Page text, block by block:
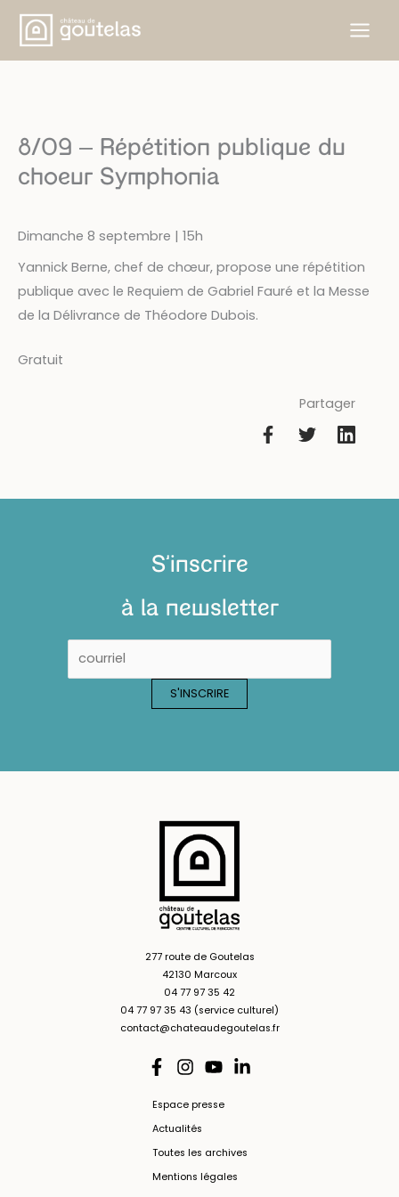
Aller
contenu
8/09 – Répétition publique du
choeur Symphonia
Dimanche 8 septembre | 15h
Yannick Berne, chef de chœur, propose une répétition
publique avec le Requiem de Gabriel Fauré et la Messe
de la Délivrance de Théodore Dubois.
Gratuit
Partager
S'inscrire
à la newsletter
277 route de Goutelas
42130 Marcoux
04 77 97 35 42
04 77 97 35 43 (service culturel)
contact@chateaudegoutelas.fr
Espace presse
Actualités
Toutes les archives
Mentions légales